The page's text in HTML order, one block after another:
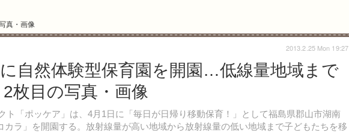
真・画像
自然体験型保育園を開園…低線量地域まで
枚目の写真・画像
「ポッケア」は、4月1日に「毎日が日帰り移動保育！」として福島県郡山市湖南
カラ」を開園する。放射線量が高い地域から放射線量の低い地域まで子どもたちを移
2013.2.25 Mon 19:27